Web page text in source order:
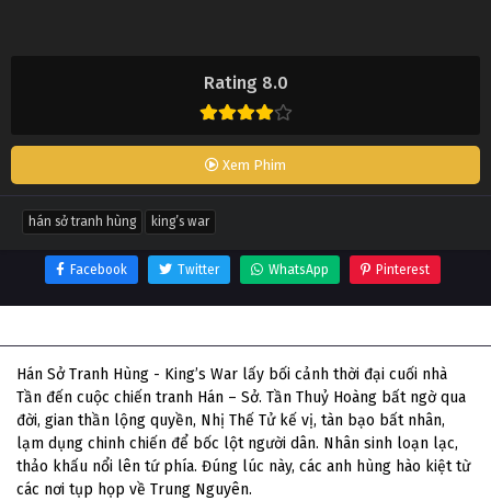
Rating 8.0
Xem Phim
hán sở tranh hùng king’s war
Facebook Twitter WhatsApp Pinterest
Hán Sở Tranh Hùng - King’s War lấy bối cảnh thời đại cuối nhà
Tần đến cuộc chiến tranh Hán – Sở. Tần Thuỷ Hoàng bất ngờ qua
đời, gian thần lộng quyền, Nhị Thế Tử kế vị, tàn bạo bất nhân,
lạm dụng chinh chiến để bốc lột người dân. Nhân sinh loạn lạc,
thảo khấu nổi lên tứ phía. Đúng lúc này, các anh hùng hào kiệt từ
các nơi tụp họp về Trung Nguyên.